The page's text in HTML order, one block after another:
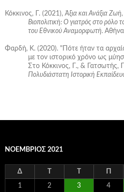
Κόκκινος, Γ. (2021),Άξια και Ανάξια
Βιοπολιτική: Ο γιατρός στο ρόλο
του Εθνικού Αναμορφωτή.
Φαρδή, Κ. (2020). "Πότε ήταν τα
με τον ιστορικό χρόνο ως
Στο Κόκκινος, Γ., & Γατσωτής,
Πολυδιάστατη Ιστορική
ΝΟΈΜΒΡΙΟΣ 2021
Δ
1 2 3 4